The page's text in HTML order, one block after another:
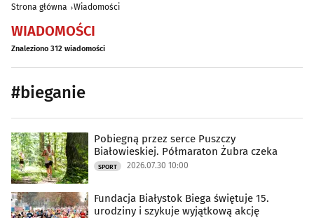
Strona główna Wiadomości
WIADOMOŚCI
Znaleziono 312 wiadomości
#bieganie
Pobiegną przez serce Puszczy
Białowieskiej. Półmaraton Żubra czeka
SPORT 2026.07.30 10:00
Fundacja Białystok Biega świętuje 15.
urodziny i szykuje wyjątkową akcję